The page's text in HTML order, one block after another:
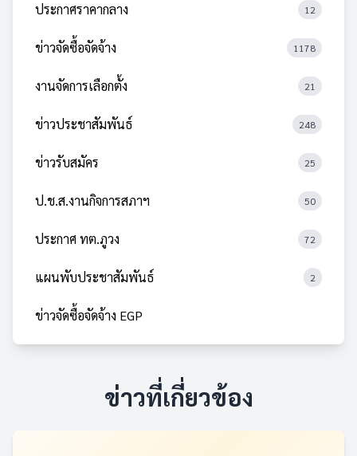
ประกาศราคากลาง 12
ข่าวจัดซื้อจัดจ้าง 1178
งานจัดการเลือกตั้ง 21
ข่าวประชาสัมพันธ์ 248
ข่าวรับสมัคร 25
ป.ช.ส.งานกิจการสภาฯ 50
ประกาศ ทต.ภูวง 72
แผนพับประชาสัมพันธ์ 2
ข่าวจัดซื้อจัดจ้าง EGP
ข่าวที่เกี่ยวข้อง